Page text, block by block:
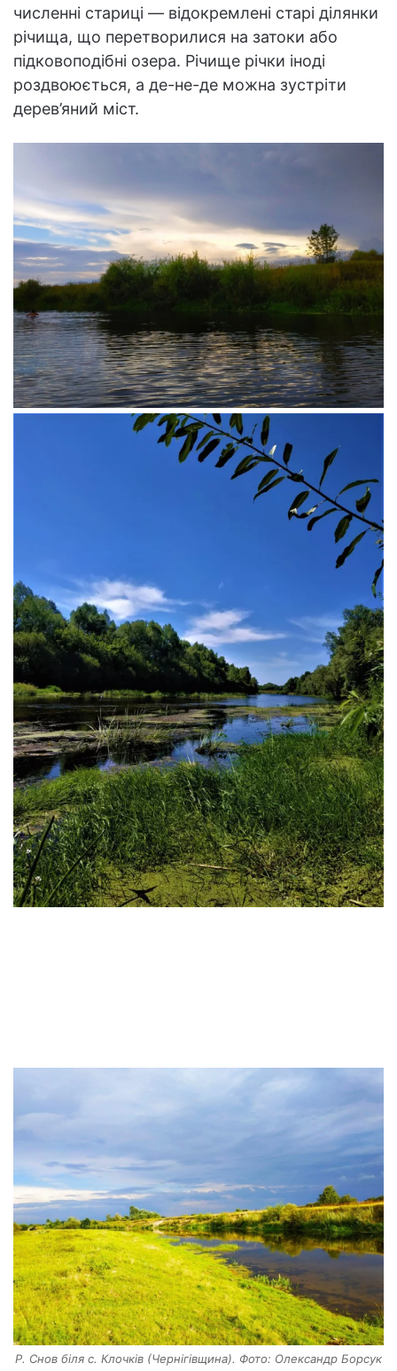
численні стариці — відокремлені старі ділянки
річища, що перетворилися на затоки або
підковоподібні озера. Річище річки іноді
роздвоюється, а де-не-де можна зустріти
дерев’яний міст.
Р. Снов біля с. Клочків (Чернігівщина). Фото: Олександр Борсук